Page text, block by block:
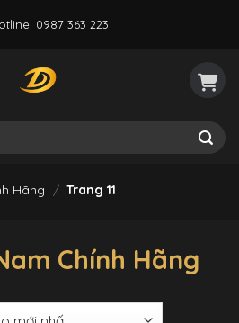
0987 363 223
Hãng / Trang 11
Chính Hãng